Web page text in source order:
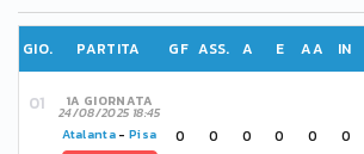
GIO. PARTITA GF ASS. A E AA IN
1A GIORNATA
24/08/2025 18:45
Atalanta -Pisa 0 0 0 0 0 0